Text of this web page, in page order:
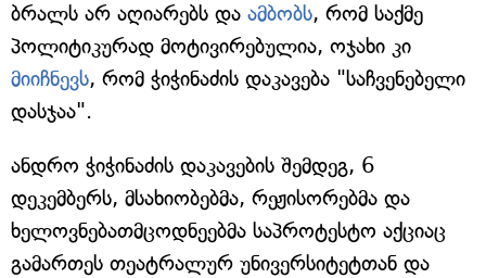
ბრალს არ აღიარებს და ამბობს, რომ საქმე
პოლიტიკურად მოტივირებულია, ოჯახი კი
მიიჩნევს, რომ ჭიჭინაძის დაკავება "საჩვენებელი
დასჯაა".
ანდრო ჭიჭინაძის დაკავების შემდეგ, 6
დეკემბერს, მსახიობებმა, რეჟისორებმა და
ხელოვნებათმცოდნეებმა საპროტესტო აქციაც
გამართეს თეატრალურ უნივერსიტეტთან და